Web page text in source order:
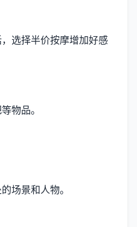
选择半价按摩增加好感
物品。
场景和人物。